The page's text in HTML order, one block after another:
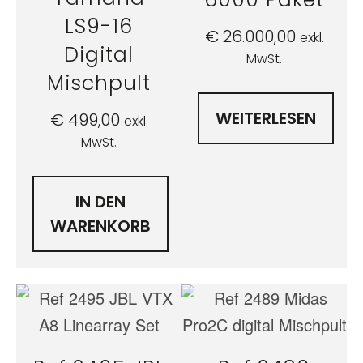
LS9-16
Digital
Mischpult
€499,00 exkl.
MwSt.
IN DEN
WARENKORB
€26.000,00 exkl.
MwSt.
WEITERLESEN